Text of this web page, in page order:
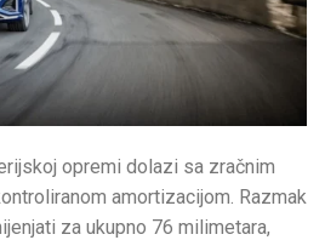
opremi dolazi sa zračnim
amortizacijom. Razmak
za ukupno 76 milimetara,